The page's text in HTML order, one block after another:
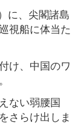
に、尖閣諸島
視船に体当た
け、中国のワ
ない弱腰国
さらけ出しま